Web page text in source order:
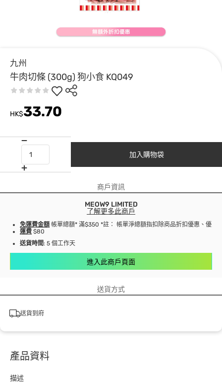
九州
牛肉切條 (300g) 狗小食 KQ049
HK$33.70
加入購物袋
商戶資訊
MEOW9 LIMITED
了解更多此商戶
免運費金額 帳單總額* 滿$350 *註： 帳單淨總額指扣除商品折扣優惠、優惠
運費 $80
送貨時間: 5 個工作天
進入此商戶頁面
送貨方式
送貨到府
產品資料
描述